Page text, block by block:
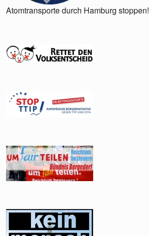
Atomtransporte durch Hamburg stoppen!